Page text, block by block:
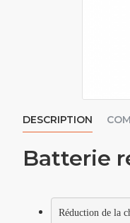
DESCRIPTION
Batterie
Réduction de la